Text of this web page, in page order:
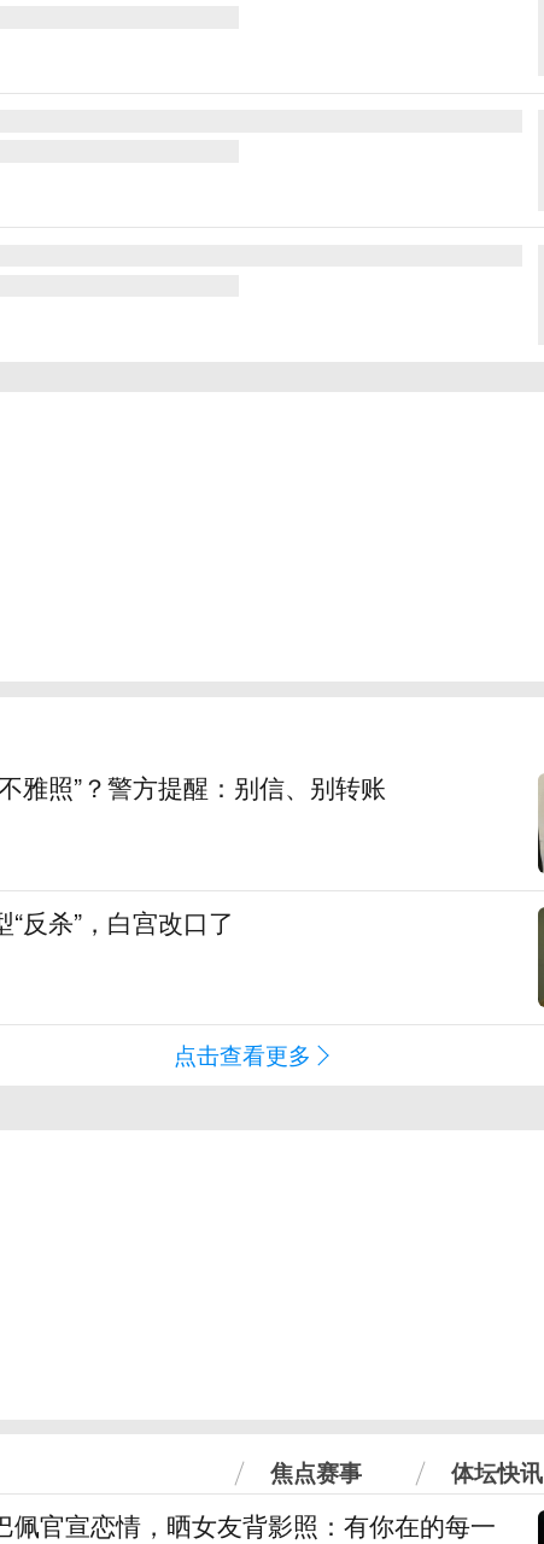
雅照”？警方提醒：别信、别转账
反杀”，白宫改口了
点击查看更多
焦点赛事 体坛快讯
佩官宣恋情，晒女友背影照：有你在的每一